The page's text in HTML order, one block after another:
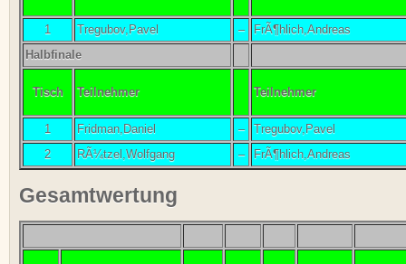
1 Tregubov,Pavel –
FrÃ¶hlich,Andreas
Halbfinale
Tisch Teilnehmer Teilnehmer
1 Fridman,Daniel –
Tregubov,Pavel
2
RÃ¼tzel,Wolfgang – FrÃ¶hlich,Andreas
Gesamtwertung